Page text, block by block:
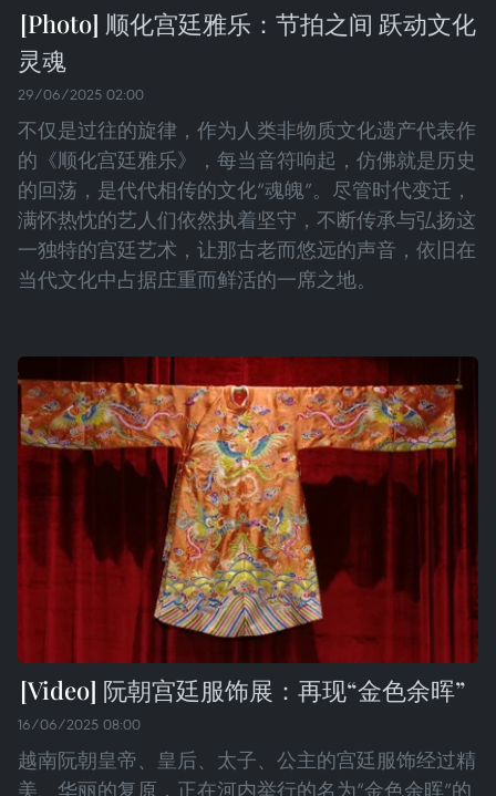
顺化宫廷雅乐：节拍之间 跃动文化
灵魂
29/06/2025 02:00
不仅是过往的旋律，作为人类非物质文化遗产代表作
的《顺化宫廷雅乐》，每当音符响起，仿佛就是历史
的回荡，是代代相传的文化“魂魄”。尽管时代变迁，
满怀热忱的艺人们依然执着坚守，不断传承与弘扬这
一独特的宫廷艺术，让那古老而悠远的声音，依旧在
当代文化中占据庄重而鲜活的一席之地。
阮朝宫廷服饰展：再现“金色余晖”
16/06/2025 08:00
越南阮朝皇帝、皇后、太子、公主的宫廷服饰经过精
美、华丽的复原，正在河内举行的名为“金色余晖”的